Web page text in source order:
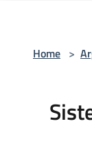
Home >